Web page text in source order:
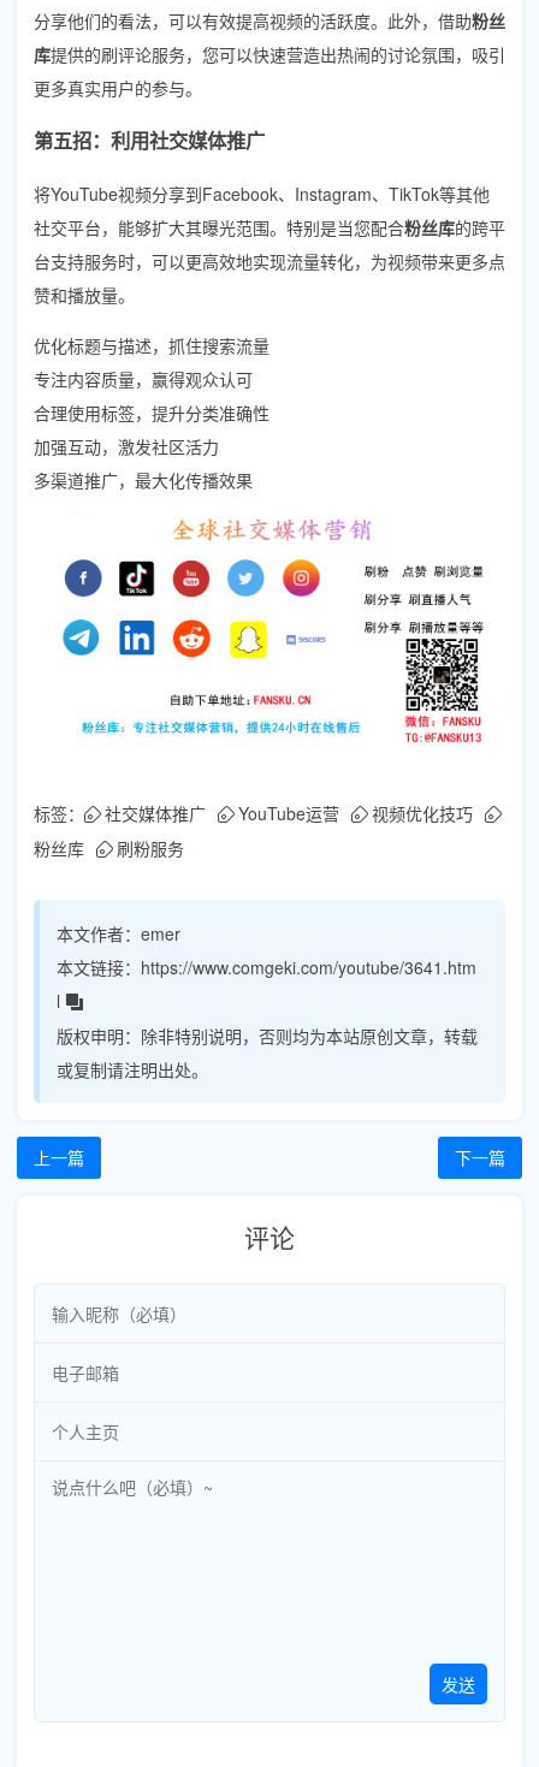
分享他们的看法，可以有效提高视频的活跃度。此外，借助粉丝
库提供的刷评论服务，您可以快速营造出热闹的讨论氛围，吸引
更多真实用户的参与。
第五招：利用社交媒体推广
将YouTube视频分享到Facebook、Instagram、TikTok等其他
社交平台，能够扩大其曝光范围。特别是当您配合粉丝库的跨平
台支持服务时，可以更高效地实现流量转化，为视频带来更多点
赞和播放量。
优化标题与描述，抓住搜索流量
专注内容质量，赢得观众认可
合理使用标签，提升分类准确性
加强互动，激发社区活力
多渠道推广，最大化传播效果
标签： 社交媒体推广 YouTube运营
视频优化技巧
粉丝库
刷粉服务
本文作者： emer
本文链接： https://www.comgeki.com/youtube/3641.htm
l
版权申明： 除非特别说明，否则均为本站原创文章，转载
或复制请注明出处。
上一篇 下一篇
评论
发送